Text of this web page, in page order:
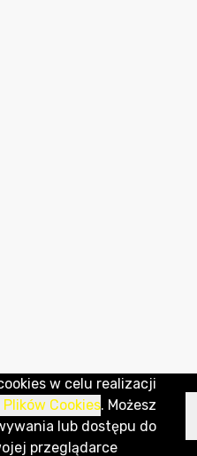
w celu realizacji
Cookies. Możesz
lub dostępu do
przeglądarce